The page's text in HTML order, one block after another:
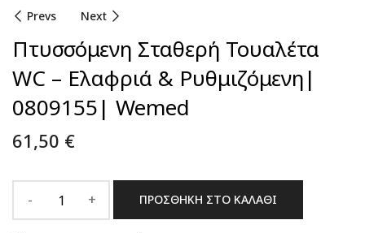
Prevs Next
Πτυσσόμενη Σταθερή Τουαλέτα
WC – Ελαφριά & Ρυθμιζόμενη|
0809155| Wemed
61,50 €
ΠΡΟΣΘΉΚΗ ΣΤΟ ΚΑΛΆΘΙ